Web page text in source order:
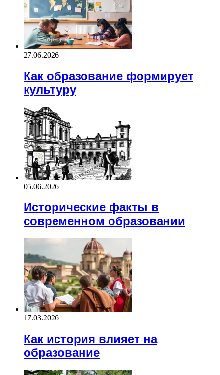
27.06.2026
Как образование формирует
культуру
05.06.2026
Исторические факты в
современном образовании
17.03.2026
Как история влияет на
образование